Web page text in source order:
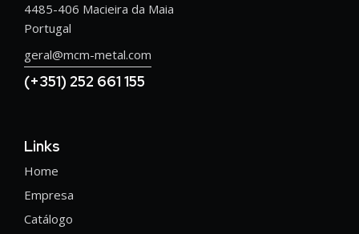
4485-406 Macieira da Maia
Portugal
geral@mcm-metal.com
(+351) 252 661 155
Links
Home
Empresa
Catálogo